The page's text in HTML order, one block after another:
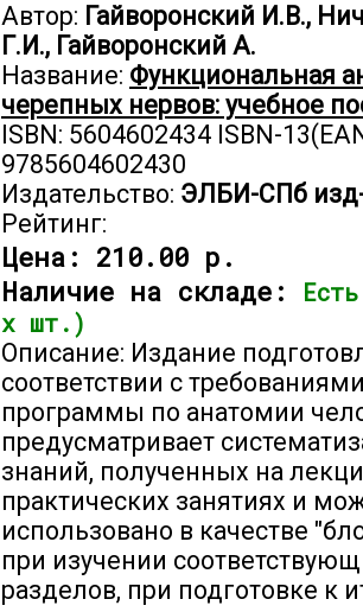
Автор: Гайворонский И.В.,
Г.И., Гайворонский А.
Название: Функциональная
черепных нервов: учебное
ISBN: 5604602434 ISBN-
9785604602430
Издательство: ЭЛБИ-СПб
Рейтинг:
Цена: 210.00 р.
Наличие на складе:
х шт.)
Описание: Издание
соответствии с
программы по анатомии
предусматривает
знаний, полученных на
практических занятиях и
использовано в качестве
при изучении
разделов, при подготовке к